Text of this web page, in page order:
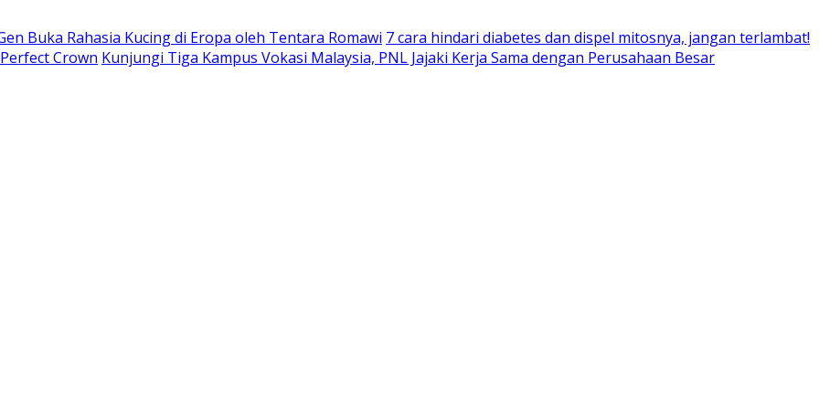
Buka Rahasia Kucing di Eropa oleh Tentara Romawi 7 cara hindari diabetes dan dispel mitosnya, jangan terlambat!
Crown Kunjungi Tiga Kampus Vokasi Malaysia, PNL Jajaki Kerja Sama dengan Perusahaan Besar